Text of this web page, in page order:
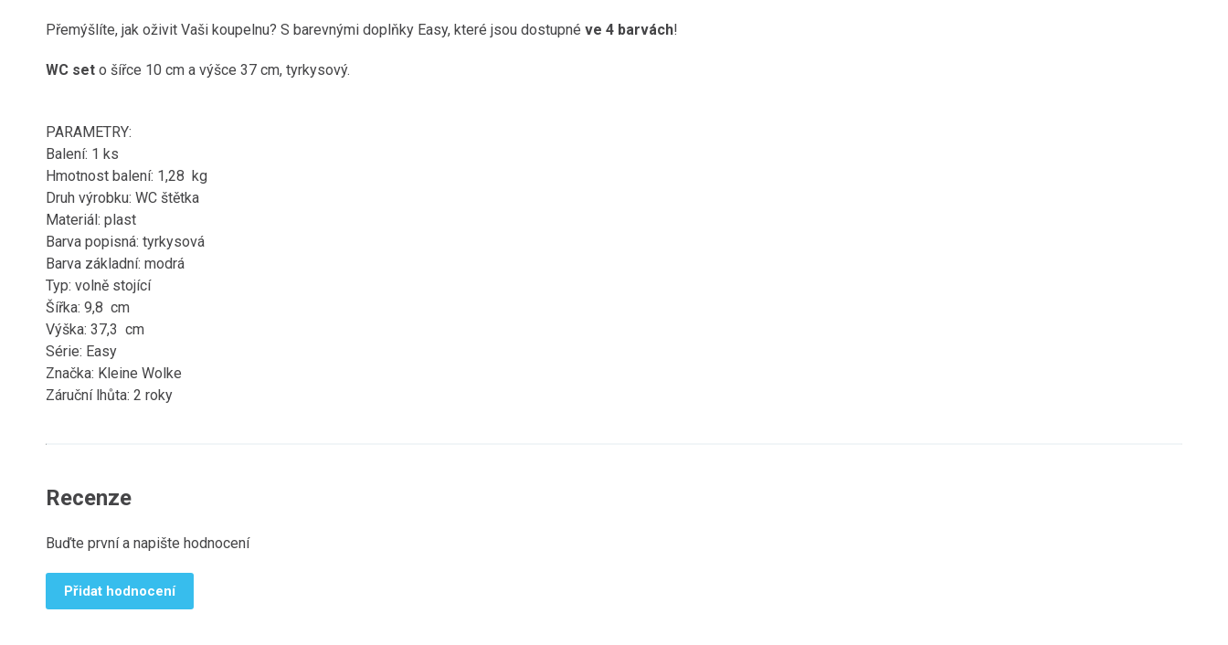
Přemýšlíte, jak oživit Vaši koupelnu? S barevnými doplňky Easy, které jsou dostupné ve 4 barvách!
WC set o šířce 10 cm a výšce 37 cm, tyrkysový.
PARAMETRY:
Balení: 1 ks
Hmotnost balení: 1,28 kg
Druh výrobku: WC štětka
Materiál: plast
Barva popisná: tyrkysová
Barva základní: modrá
Typ: volně stojící
Šířka: 9,8 cm
Výška: 37,3 cm
Série: Easy
Značka: Kleine Wolke
Záruční lhůta: 2 roky
Recenze
Buďte první a napište hodnocení
Přidat hodnocení